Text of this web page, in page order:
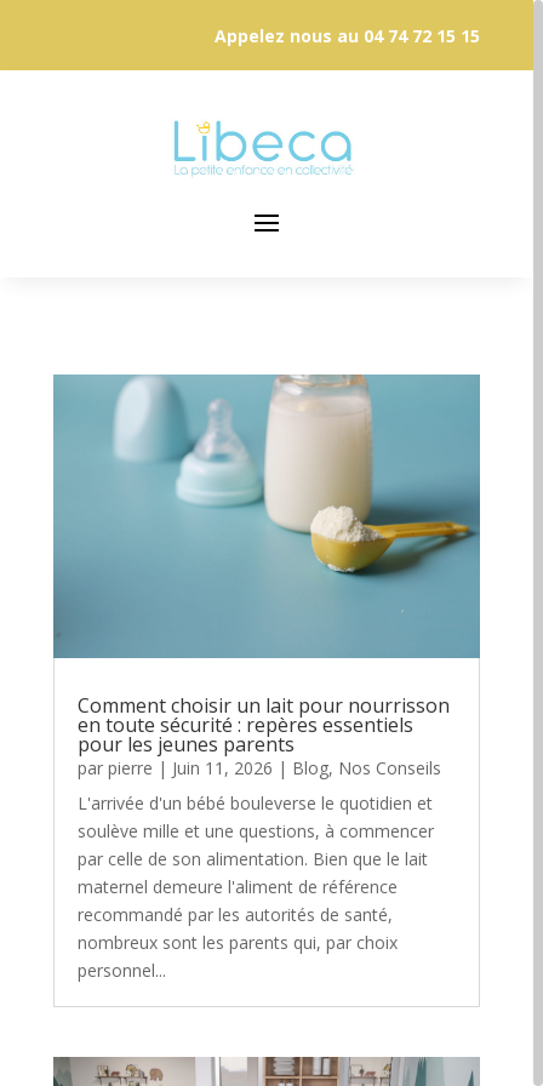
Appelez nous au 04 74 72 15 15
Comment choisir un lait pour nourrisson
en toute sécurité : repères essentiels
pour les jeunes parents
par pierre | Juin 11, 2026 | Blog, Nos Conseils
L'arrivée d'un bébé bouleverse le quotidien et
soulève mille et une questions, à commencer
par celle de son alimentation. Bien que le lait
maternel demeure l'aliment de référence
recommandé par les autorités de santé,
nombreux sont les parents qui, par choix
personnel...